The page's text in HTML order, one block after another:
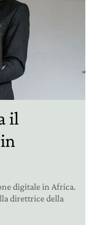
il
digitale in Africa.
direttrice della